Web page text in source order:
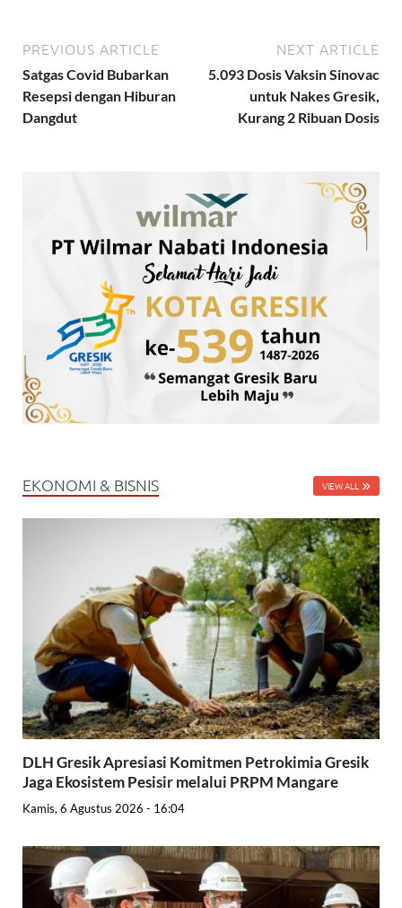
PREVIOUS ARTICLE
Satgas Covid Bubarkan
Resepsi dengan Hiburan
Dangdut
NEXT ARTICLE
5.093 Dosis Vaksin Sinovac
untuk Nakes Gresik,
Kurang 2 Ribuan Dosis
EKONOMI & BISNIS VIEW ALL
DLH Gresik Apresiasi Komitmen Petrokimia Gresik
Jaga Ekosistem Pesisir melalui PRPM Mangare
Kamis, 6 Agustus 2026 - 16:04